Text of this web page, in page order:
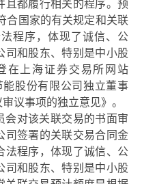
且都履行相关的程序。预
合国家的有关规定和关联
程序，体现了诚信、公
司和股东、特别是中小股
在上海证券交易所网站
能股份有限公司独立董事
议事项的独立意见》。
会对该关联交易的书面审
司签署的关联交易合同金
法程序，体现了诚信、公
司和股东、特别是中小股